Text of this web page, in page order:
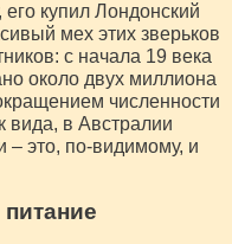
купил Лондонский
мех этих зверьков
с начала 19 века
около двух миллиона
численности
вида, в Австралии
– это, по-видимому, и